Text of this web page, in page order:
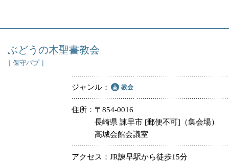
ぶどうの木聖書教会
［ 保守バプ ］
ジャンル 教会
住所
〒854-0016
長崎県 諫早市 [郵便不可]（集会場）
高城会館会議室
アクセス JR諫早駅から徒歩15分